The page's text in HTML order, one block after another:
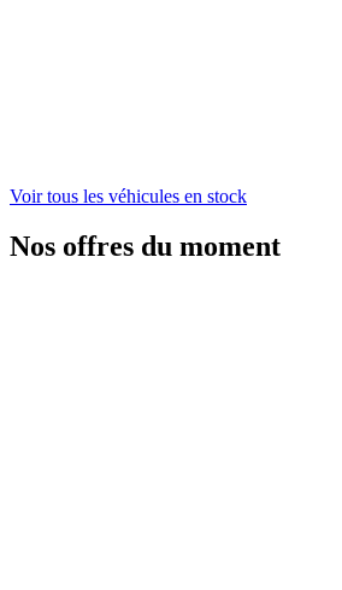
Voir tous les véhicules en stock
Nos offres du moment